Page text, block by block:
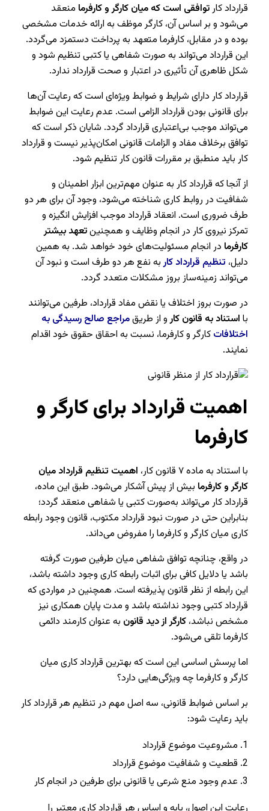
قرارداد کارتوافقی است که میان کارگر و کارفرما منعقد
می‌شود و بر اساس آن، کارگر موظف به ارائه خدمات مشخصی
بوده و در مقابل، کارفرما متعهد به پرداخت دستمزد می‌گردد.
این قرارداد می‌تواند به صورت شفاهی یا کتبی تنظیم شود و
شکل ظاهری آن تأثیری در اعتبار و صحت قرارداد ندارد.
قرارداد کار دارای شرایط و ضوابط ویژه‌ای است که رعایت آن‌ها
برای قانونی بودن قرارداد الزامی است. عدم رعایت این ضوابط
می‌تواند موجب بی‌اعتباری قرارداد گردد. شایان ذکر است که
توافق برخلاف مفاد و الزامات قانونی امکان‌پذیر نیست و قرارداد
کار باید منطبق بر مقررات قانون کار تنظیم شود.
از آنجا که قرارداد کار به عنوان مهم‌ترین ابزار اطمینان و
شفافیت در روابط کاری شناخته می‌شود، وجود آن برای هر دو
طرف ضروری است. انعقاد قرارداد موجب افزایش انگیزه و
تمرکز نیروی کار در انجام وظایف و همچنینتعهد بیشتر
کارفرما در انجام مسئولیت‌های خود خواهد شد. به همین
دلیل، تنظیم قرارداد کار به نفع هر دو طرف است و نبود آن
می‌تواند زمینه‌ساز بروز مشکلات متعدد گردد.
در صورت بروز اختلاف یا نقض مفاد قرارداد، طرفین می‌توانند
با استناد به قانون کارو از طریقمراجع صالح رسیدگی به
اختلافات کارگر و کارفرما، نسبت به احقاق حقوق خود اقدام
نمایند.
اهمیت قرارداد برای کارگر و
کارفرما
با استناد به ماده ۷ قانون کار،
اهمیت تنظیم قرارداد میان
کارگر و کارفرما بیش از پیش آشکار می‌شود. طبق این ماده،
قرارداد کار می‌تواند به‌صورت کتبی یا شفاهی منعقد گردد؛
بنابراین حتی در صورت نبود قرارداد مکتوب، قانون وجود رابطه
کاری میان کارگر و کارفرما را مفروض می‌داند.
در واقع، چنانچه توافق شفاهی میان طرفین صورت گرفته
باشد یا دلایل کافی برای اثبات رابطه کاری وجود داشته باشد،
این رابطه از نظر قانون پذیرفته است. همچنین در مواردی که
قرارداد کتبی وجود نداشته باشد و مدت پایان همکاری نیز
مشخص نباشد، کارگر از دید قانون به عنوان کارمند دائمی
کارفرما تلقی می‌شود.
اما پرسش اساسی این است که بهترین قرارداد کاری میان
کارگر و کارفرما چه ویژگی‌هایی دارد؟
بر اساس ضوابط قانونی، سه اصل مهم در تنظیم هر قرارداد کار
باید رعایت شود:
مشروعیت موضوع قرارداد
قطعیت و شفافیت موضوع قرارداد
عدم وجود منع شرعی یا قانونی برای طرفین در انجام کار